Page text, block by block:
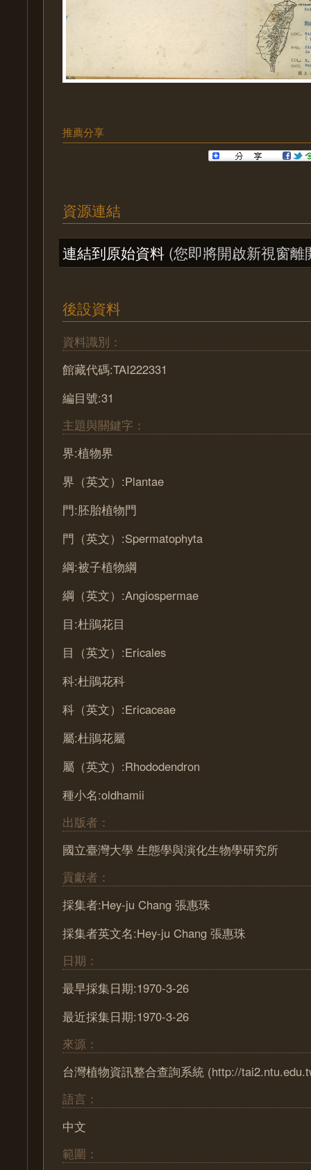
推薦分享
資源連結
連結到原始資料 (您即將開啟新視窗離
後設資料
資料識別：
館藏代碼:TAI222331
編目號:31
主題與關鍵字：
界:植物界
界（英文）:Plantae
門:胚胎植物門
門（英文）:Spermatophyta
綱:被子植物綱
綱（英文）:Angiospermae
目:杜鵑花目
目（英文）:Ericales
科:杜鵑花科
科（英文）:Ericaceae
屬:杜鵑花屬
屬（英文）:Rhododendron
種小名:oldhamii
出版者：
國立臺灣大學 生態學與演化生物學研究所
貢獻者：
採集者:Hey-ju Chang 張惠珠
採集者英文名:Hey-ju Chang 張惠珠
日期：
最早採集日期:1970-3-26
最近採集日期:1970-3-26
來源：
台灣植物資訊整合查詢系統 (http://
語言：
中文
範圍：